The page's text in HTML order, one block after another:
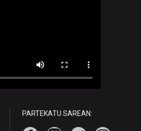
PARTEKATU SAREAN: